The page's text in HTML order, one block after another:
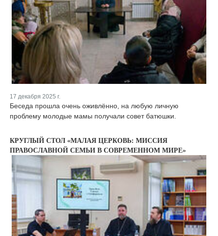
17 декабря 2025 г.
Беседа прошла очень оживлённо, на любую личную
проблему молодые мамы получали совет батюшки.
КРУГЛЫЙ СТОЛ «МАЛАЯ ЦЕРКОВЬ: МИССИЯ
ПРАВОСЛАВНОЙ СЕМЬИ В СОВРЕМЕННОМ МИРЕ»